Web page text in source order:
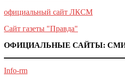
официальный сайт ЛКСМ
Сайт газеты "Правда"
ОФИЦИАЛЬНЫЕ САЙТЫ:
Info-rm